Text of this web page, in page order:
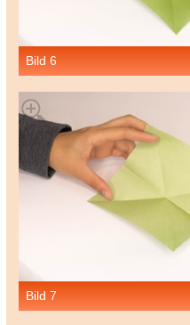
Bild 6
Bild 7